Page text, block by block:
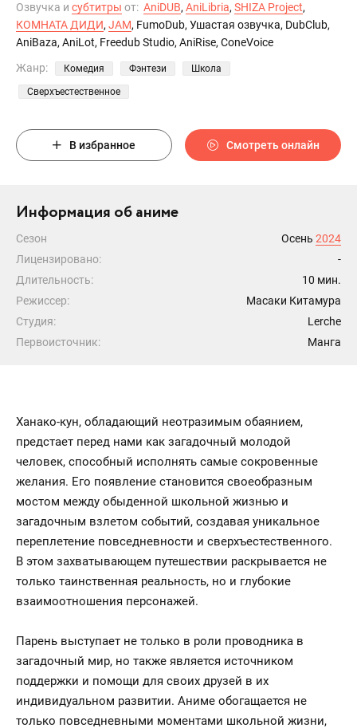
Озвучка и субтитры от: AniDUB, AniLibria, SHIZA Project,
КОМНАТА ДИДИ, JAM, FumoDub, Ушастая озвучка, DubClub,
AniBaza, AniLot, Freedub Studio, AniRise, ConeVoice
Жанр:
Комедия Фэнтези Школа
Сверхъестественное
В избранное Смотреть онлайн
Информация об аниме
Сезон Осень 2024
Лицензировано:
-
Длительность:
10 мин.
Режиссер:
Масаки Китамура
Студия:
Lerche
Первоисточник:
Манга
Ханако-кун, обладающий неотразимым обаянием,
предстает перед нами как загадочный молодой
человек, способный исполнять самые сокровенные
желания. Его появление становится своеобразным
мостом между обыденной школьной жизнью и
загадочным взлетом событий, создавая уникальное
переплетение повседневности и сверхъестественного.
В этом захватывающем путешествии раскрывается не
только таинственная реальность, но и глубокие
взаимоотношения персонажей.
Парень выступает не только в роли проводника в
загадочный мир, но также является источником
поддержки и помощи для своих друзей в их
индивидуальном развитии. Аниме обогащается не
только повседневными моментами школьной жизни,